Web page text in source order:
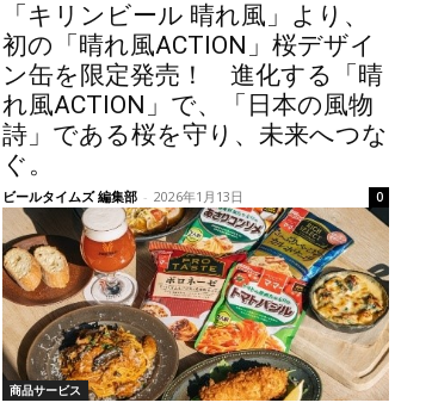
「キリンビール 晴れ風」より、
初の「晴れ風ACTION」桜デザイ
ン缶を限定発売！ 進化する「晴
れ風ACTION」で、「日本の風物
詩」である桜を守り、未来へつな
ぐ。
ビールタイムズ 編集部 - 2026年1月13日 0
商品サービス